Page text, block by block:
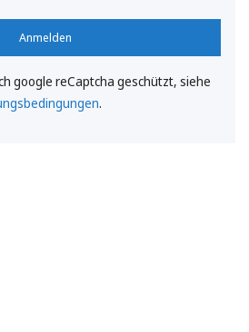
Anmelden
google reCaptcha geschützt, siehe
.